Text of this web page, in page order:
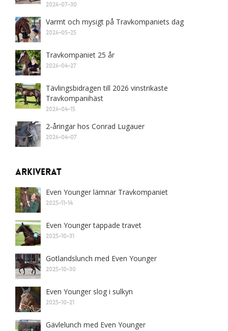
2026-07-30
Varmt och mysigt på Travkompaniets dag
2026-05-25
Travkompaniet 25 år
2026-04-27
Tävlingsbidragen till 2026 vinstrikaste
Travkompanihäst
2026-04-15
2-åringar hos Conrad Lugauer
2026-04-07
Arkiverat
Even Younger lämnar Travkompaniet
2025-11-14
Even Younger tappade travet
2025-10-31
Gotlandslunch med Even Younger
2025-10-30
Even Younger slog i sulkyn
2025-10-21
Gävlelunch med Even Younger